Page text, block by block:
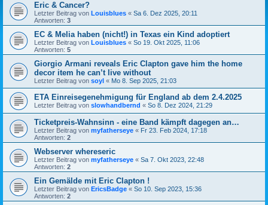
Eric & Cancer?
Letzter Beitrag von Louisblues « Sa 6. Dez 2025, 20:11
Antworten: 3
EC & Melia haben (nicht!) in Texas ein Kind adoptiert
Letzter Beitrag von Louisblues « So 19. Okt 2025, 11:06
Antworten: 5
Giorgio Armani reveals Eric Clapton gave him the home
decor item he can’t live without
Letzter Beitrag von soyl « Mo 8. Sep 2025, 21:03
ETA Einreisegenehmigung für England ab dem 2.4.2025
Letzter Beitrag von slowhandbernd « So 8. Dez 2024, 21:29
Ticketpreis-Wahnsinn - eine Band kämpft dagegen an…
Letzter Beitrag von myfatherseye « Fr 23. Feb 2024, 17:18
Antworten: 2
Webserver whereseric
Letzter Beitrag von myfatherseye « Sa 7. Okt 2023, 22:48
Antworten: 2
Ein Gemälde mit Eric Clapton !
Letzter Beitrag von EricsBadge « So 10. Sep 2023, 15:36
Antworten: 2